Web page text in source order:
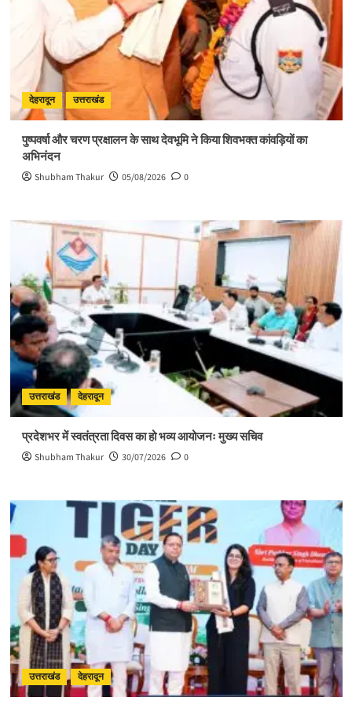
देहरादून उत्तराखंड
पुष्पवर्षा और चरण प्रक्षालन के साथ देवभूमि ने किया शिवभक्त कांवड़ियों का
अभिनंदन
Shubham Thakur 05/08/2026 0
उत्तराखंड देहरादून
प्रदेशभर में स्वतंत्रता दिवस का हो भव्य आयोजनः मुख्य सचिव
Shubham Thakur 30/07/2026 0
उत्तराखंड देहरादून